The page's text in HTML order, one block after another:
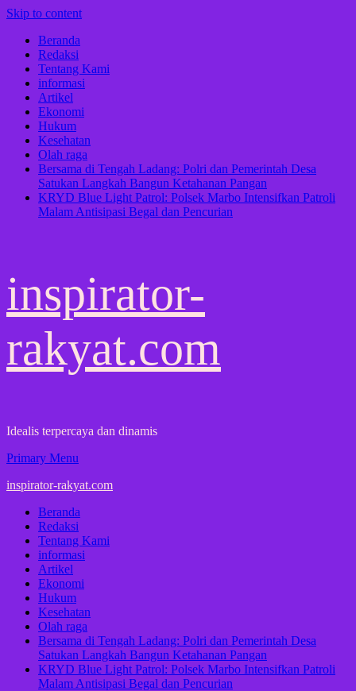
Skip to content
Beranda
Redaksi
Tentang Kami
informasi
Artikel
Ekonomi
Hukum
Kesehatan
Olah raga
Bersama di Tengah Ladang: Polri dan Pemerintah Desa
Satukan Langkah Bangun Ketahanan Pangan
KRYD Blue Light Patrol: Polsek Marbo Intensifkan Patroli
Malam Antisipasi Begal dan Pencurian
inspirator-
rakyat.com
Idealis terpercaya dan dinamis
Primary Menu
inspirator-rakyat.com
Beranda
Redaksi
Tentang Kami
informasi
Artikel
Ekonomi
Hukum
Kesehatan
Olah raga
Bersama di Tengah Ladang: Polri dan Pemerintah Desa
Satukan Langkah Bangun Ketahanan Pangan
KRYD Blue Light Patrol: Polsek Marbo Intensifkan Patroli
Malam Antisipasi Begal dan Pencurian